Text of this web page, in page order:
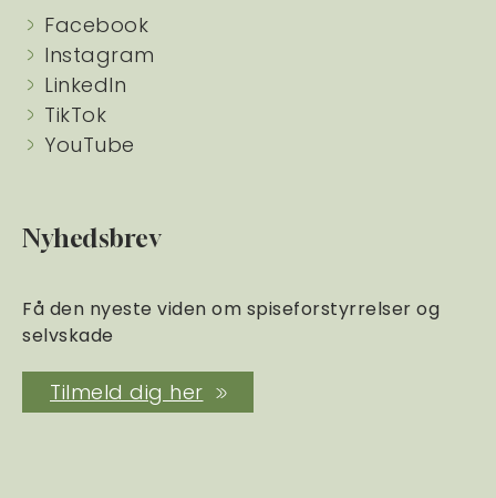
Facebook
Instagram
LinkedIn
TikTok
YouTube
Nyhedsbrev
Få den nyeste viden om spiseforstyrrelser og
selvskade
Tilmeld dig her